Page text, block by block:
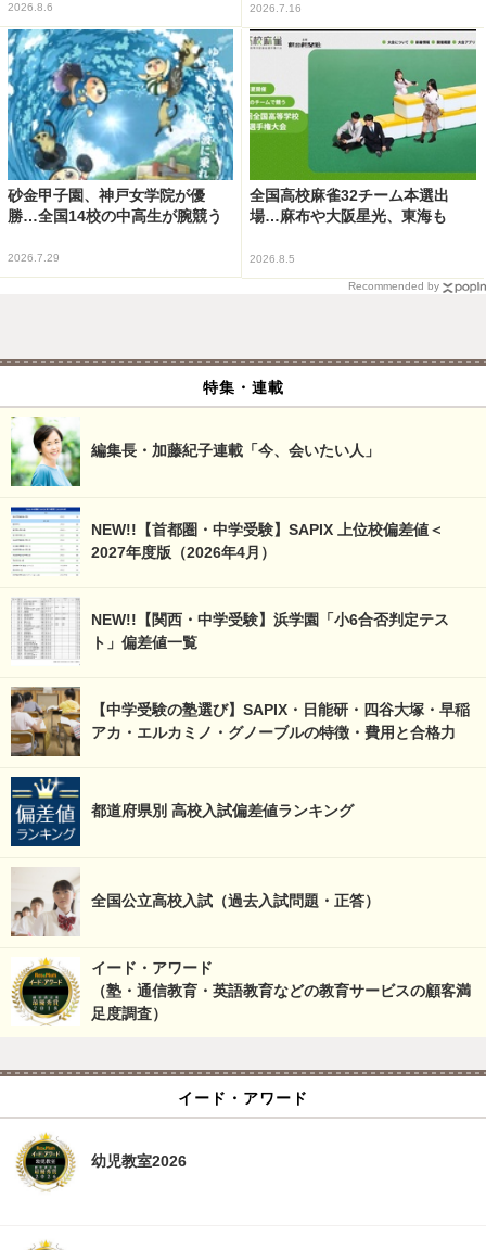
2026.8.6 2026.7.16
砂金甲子園、神戸女学院が優
勝…全国14校の中高生が腕競う
2026.7.29
全国高校麻雀32チーム本選出
場…麻布や大阪星光、東海も
2026.8.5
Recommended by
特集・連載
編集長・加藤紀子連載「今、会いたい人」
NEW!!【首都圏・中学受験】SAPIX 上位校偏差値＜
2027年度版（2026年4月）
NEW!!【関西・中学受験】浜学園「小6合否判定テス
ト」偏差値一覧
【中学受験の塾選び】SAPIX・日能研・四谷大塚・早稲
アカ・エルカミノ・グノーブルの特徴・費用と合格力
都道府県別 高校入試偏差値ランキング
全国公立高校入試（過去入試問題・正答）
イード・アワード
（塾・通信教育・英語教育などの教育サービスの顧客満
足度調査）
イード・アワード
幼児教室2026